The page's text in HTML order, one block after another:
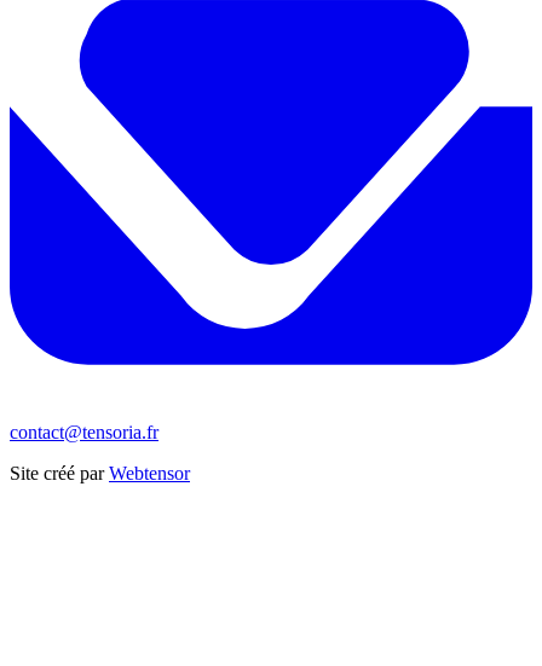
contact@tensoria.fr
Site créé parWebtensor